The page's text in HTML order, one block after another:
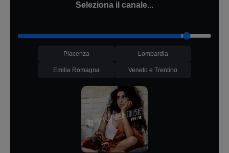
Seleziona il canale...
Piacenza Lombardia
Emilia Romagna Veneto e Trentino